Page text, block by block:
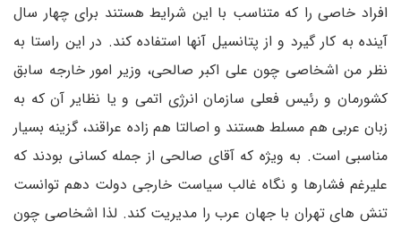
افراد خاصی را که متناسب با این شرایط هستند برای چهار سال
آینده به کار گیرد و از پتانسیل آنها استفاده کند. در این راستا به
نظر من اشخاصی چون علی اکبر صالحی، وزیر امور خارجه سابق
کشورمان و رئیس فعلی سازمان انرژی اتمی و یا نظایر آن که به
زبان عربی هم مسلط هستند و اصالتا هم زاده عراقند، گزینه بسیار
مناسبی است. به ویژه که آقای صالحی از جمله کسانی بودند که
علیرغم فشارها و نگاه غالب سیاست خارجی دولت دهم توانست
تنش های تهران با جهان عرب را مدیریت کند. لذا اشخاصی چون